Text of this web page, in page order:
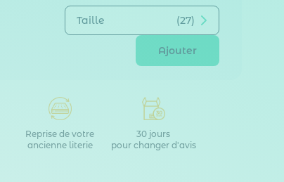
Taille (27)
Ajouter
Reprise de votre
ancienne literie
30 jours
pour changer d'avis